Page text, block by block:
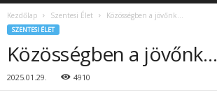
Kezdőlap Szentesi Élet Közösségben a jövőnk…
SZENTESI ÉLET
Közösségben a jövőnk…
2025.01.29. 4910